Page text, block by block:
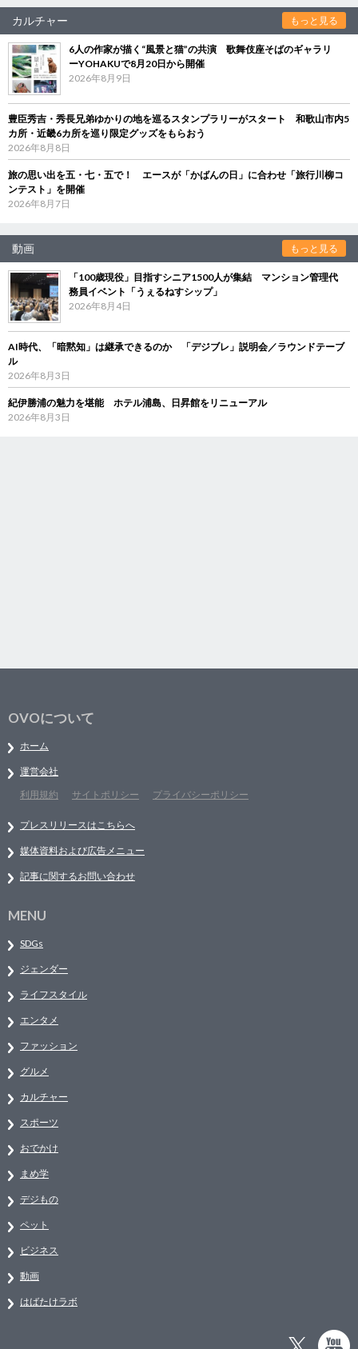
カルチャー もっと見る
6人の作家が描く“風景と猫”の共演 歌舞伎座そばのギャラリ
ーYOHAKUで8月20日から開催
2026年8月9日
豊臣秀吉・秀長兄弟ゆかりの地を巡るスタンプラリーがスタート 和歌山市内5
カ所・近畿6カ所を巡り限定グッズをもらおう
2026年8月8日
旅の思い出を五・七・五で！ エースが「かばんの日」に合わせ「旅行川柳コ
ンテスト」を開催
2026年8月7日
動画 もっと見る
「100歳現役」目指すシニア1500人が集結 マンション管理代
務員イベント「うぇるねすシップ」
2026年8月4日
AI時代、「暗黙知」は継承できるのか 「デジブレ」説明会／ラウンドテーブ
ル
2026年8月3日
紀伊勝浦の魅力を堪能 ホテル浦島、日昇館をリニューアル
2026年8月3日
OVOについて
ホーム
運営会社
利用規約
サイトポリシー プライバシーポリシー
プレスリリースはこちらへ
媒体資料および広告メニュー
記事に関するお問い合わせ
MENU
SDGs
ジェンダー
ライフスタイル
エンタメ
ファッション
グルメ
カルチャー
スポーツ
おでかけ
まめ学
デジもの
ペット
ビジネス
動画
はばたけラボ